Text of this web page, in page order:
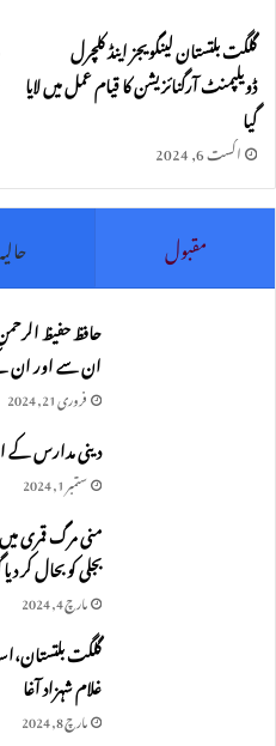
گلگت بلتستان لینگویجز اینڈ کلچرل
ڈویلپمنٹ آرگنائزیشن کا قیام عمل میں لایا
گیا
اگست 6, 2024
مقبول حالیہ
حافظ حفیظ
ان سے اور ان
فروری 21, 2024
دینی مدارس کے
ستمبر 1, 2024
منی مرگ قمری
بجلی کو بحال کر
مارچ 4, 2024
غلام شہزاد آغا
مارچ 8, 2024